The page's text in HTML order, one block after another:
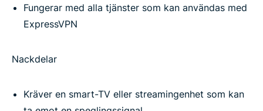
Fungerar med alla tjänster som kan användas med
ExpressVPN
Nackdelar
Kräver en smart-TV eller streamingenhet som kan